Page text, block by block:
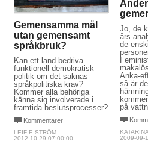
Gemensamma mål
utan gemensamt
språkbruk?
Kan ett land bedriva
funktionell demokratisk
politik om det saknas
språkpolitiska krav?
Kommer alla behöriga
känna sig involverade i
framtida beslutsprocesser?
Kommentarer
LEIF E STRÖM
2012-10-29 07:00:00
Jo, de
års
de
Anka-
så är
på
2009-09-